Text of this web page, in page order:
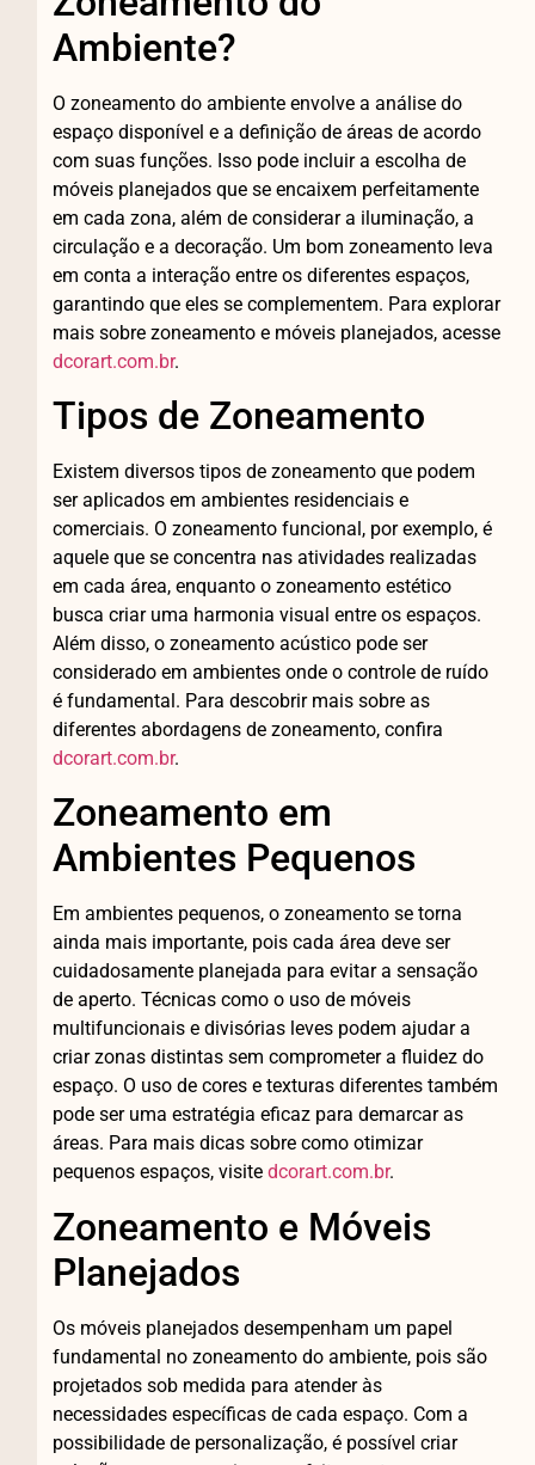
Ambiente?
O zoneamento do ambiente envolve a análise do
espaço disponível e a definição de áreas de acordo
com suas funções. Isso pode incluir a escolha de
móveis planejados que se encaixem perfeitamente
em cada zona, além de considerar a iluminação, a
circulação e a decoração. Um bom zoneamento leva
em conta a interação entre os diferentes espaços,
garantindo que eles se complementem. Para explorar
mais sobre zoneamento e móveis planejados, acesse
dcorart.com.br.
Tipos de Zoneamento
Existem diversos tipos de zoneamento que podem
ser aplicados em ambientes residenciais e
comerciais. O zoneamento funcional, por exemplo, é
aquele que se concentra nas atividades realizadas
em cada área, enquanto o zoneamento estético
busca criar uma harmonia visual entre os espaços.
Além disso, o zoneamento acústico pode ser
considerado em ambientes onde o controle de ruído
é fundamental. Para descobrir mais sobre as
diferentes abordagens de zoneamento, confira
dcorart.com.br.
Zoneamento em
Ambientes Pequenos
Em ambientes pequenos, o zoneamento se torna
ainda mais importante, pois cada área deve ser
cuidadosamente planejada para evitar a sensação
de aperto. Técnicas como o uso de móveis
multifuncionais e divisórias leves podem ajudar a
criar zonas distintas sem comprometer a fluidez do
espaço. O uso de cores e texturas diferentes também
pode ser uma estratégia eficaz para demarcar as
áreas. Para mais dicas sobre como otimizar
pequenos espaços, visite dcorart.com.br.
Zoneamento e Móveis
Planejados
Os móveis planejados desempenham um papel
fundamental no zoneamento do ambiente, pois são
projetados sob medida para atender às
necessidades específicas de cada espaço. Com a
possibilidade de personalização, é possível criar